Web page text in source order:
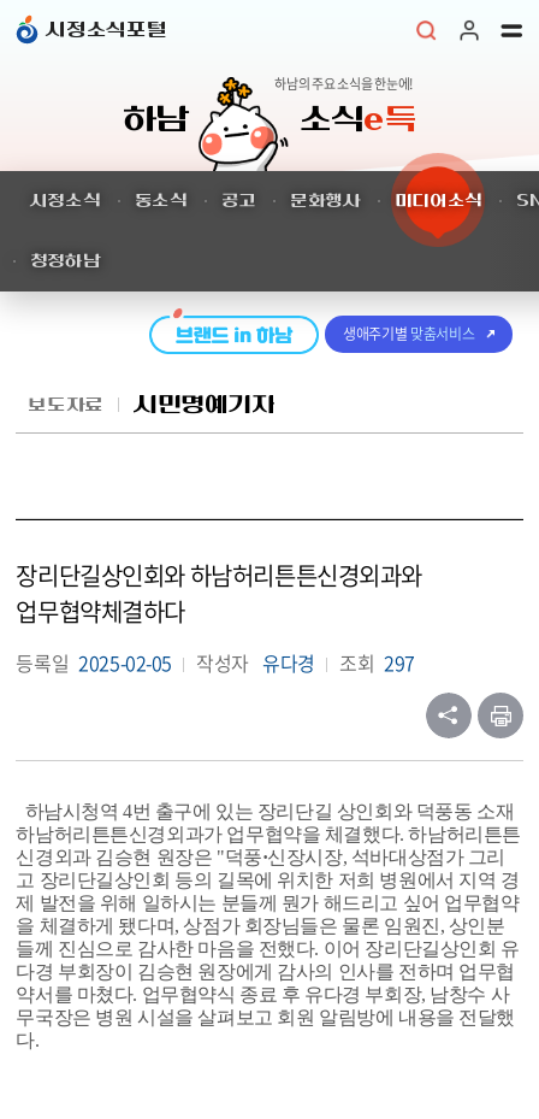
시정소식포털
하남 소식e득
하남의 주요 소식을 한눈에!
시정소식 동소식 공고 문화행사 미디어소식
청정하남
생애주기별 맞춤서비스
보도자료 시민명예기자
장리단길상인회와 하남허리튼튼신경외과와
업무협약체결하다
등록일 2025-02-05 작성자 유다경 조회 297
하남시청역 4번 출구에 있는 장리단길 상인회와 덕풍동 소재
하남허리튼튼신경외과가 업무협약을 체결했다. 하남허리튼튼
신경외과 김승현 원장은 "덕풍·신장시장, 석바대상점가 그리
고 장리단길상인회 등의 길목에 위치한 저희 병원에서 지역 경
제 발전을 위해 일하시는 분들께 뭔가 해드리고 싶어 업무협약
을 체결하게 됐다며, 상점가 회장님들은 물론 임원진, 상인분
들께 진심으로 감사한 마음을 전했다. 이어 장리단길상인회 유
다경 부회장이 김승현 원장에게 감사의 인사를 전하며 업무협
약서를 마쳤다. 업무협약식 종료 후 유다경 부회장, 남창수 사
무국장은 병원 시설을 살펴보고 회원 알림방에 내용을 전달했
다.